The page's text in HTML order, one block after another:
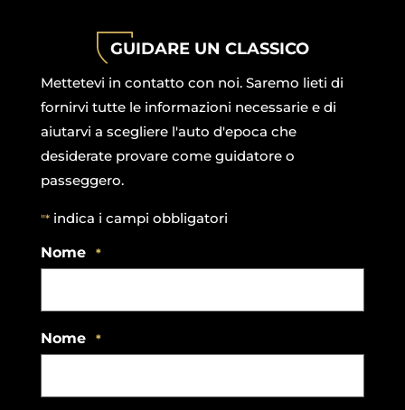
GUIDARE UN CLASSICO
Mettetevi in contatto con noi. Saremo lieti di
fornirvi tutte le informazioni necessarie e di
aiutarvi a scegliere l'auto d'epoca che
desiderate provare come guidatore o
passeggero.
"*indica i campi obbligatori
Nome *
Nome *